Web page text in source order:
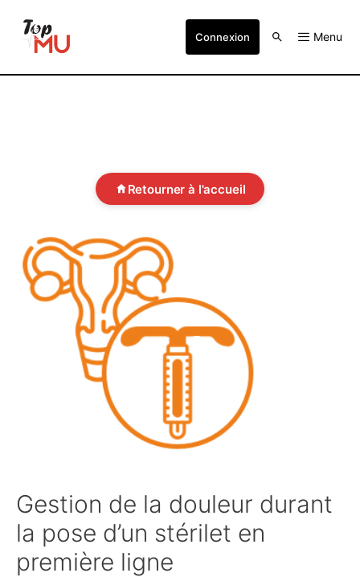
Connexion Menu
Retourner à l'accueil
Gestion de la douleur durant
la pose d’un stérilet en
première ligne